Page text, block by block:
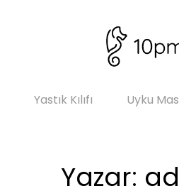
Yastık Kılıfı Uyku
Yazar: